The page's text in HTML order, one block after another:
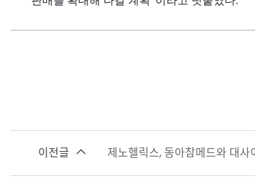
이전글 제노헬릭스, 동아참메드와 대